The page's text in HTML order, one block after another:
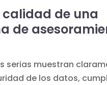
calidad de una
de
serias muestran
de los datos,